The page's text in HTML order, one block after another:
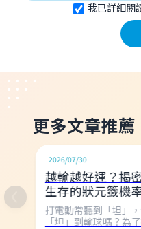
我已詳細閱
更多文章推薦
2026/07/30
越輸越好運？揭
生存的狀元籤機
打電動常聽到「坦」
「坦」到輸球嗎？為